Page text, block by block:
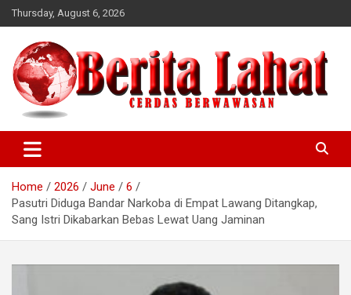
Skip
to
content
Thursday, August 6, 2026
Cerdas
Home 2026 June
6
Pasutri Diduga Bandar Narkoba di Empat Lawang Ditangkap,
Sang Istri Dikabarkan Bebas Lewat Uang Jaminan